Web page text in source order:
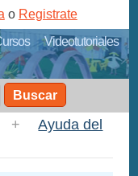
Videotutoriales
o Registrate
Buscar
+
Ayuda del